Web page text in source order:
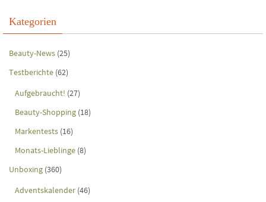
Kategorien
Beauty-News (25)
Testberichte (62)
Aufgebraucht! (27)
Beauty-Shopping (18)
Markentests (16)
Monats-Lieblinge (8)
Unboxing (360)
Adventskalender (46)